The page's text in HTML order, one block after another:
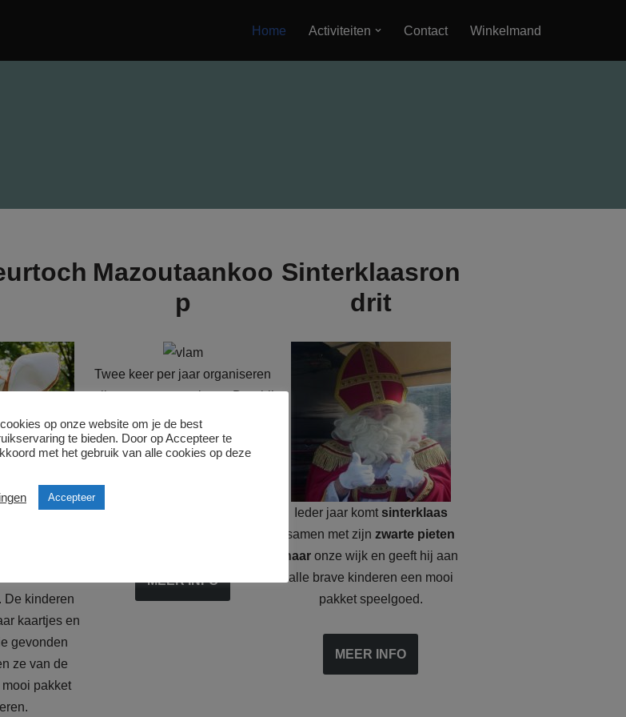
Home Activiteiten Contact Winkelmand
kunnen
De kinderen
kaartjes en
gevonden
ze van de
pakket
Mazoutaankoo
p
Twee keer per jaar organiseren
wij een mazoutaankoop. Daarbij
kunnen alle inwoners van de
wijk mazout bestellen bij ons. Wij
gaan met het totaal aantal
MEER INFO
Sinterklaasron
drit
Ieder jaar komt sinterklaas
samen met zijnzwarte pieten
naaronze wijk en geeft hij aan
alle brave kinderen een mooi
pakket speelgoed.
MEER INFO
op onze website om je de best
te bieden. Door op Accepteer te
met het gebruik van alle cookies op deze
Accepteer